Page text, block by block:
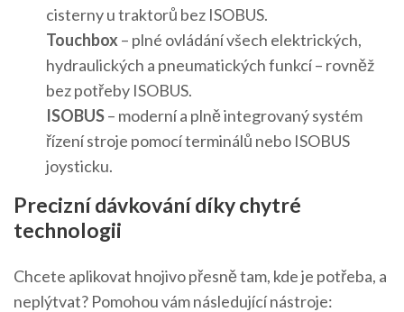
cisterny u traktorů bez ISOBUS.
Touchbox – plné ovládání všech elektrických,
hydraulických a pneumatických funkcí – rovněž
bez potřeby ISOBUS.
ISOBUS– moderní a plně integrovaný systém
řízení stroje pomocí terminálů nebo ISOBUS
joysticku.
Precizní dávkování díky chytré
technologii
Chcete aplikovat hnojivo přesně tam, kde je potřeba, a
neplýtvat? Pomohou vám následující nástroje: